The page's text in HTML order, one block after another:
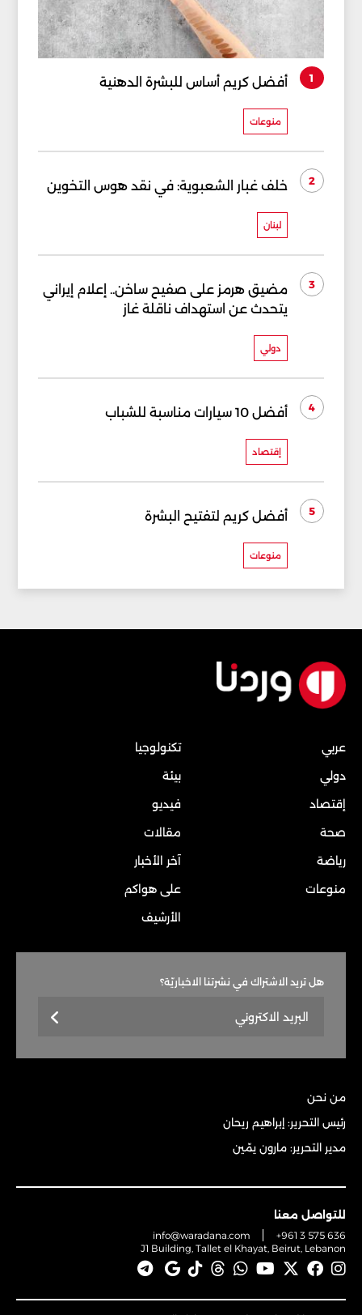
1 أفضل كريم أساس للبشرة الدهنية
منوعات
2 خلف غبار الشعبوية: في نقد هوس التخوين
لبنان
3
مضيق هرمز على صفيح ساخن.. إعلام إيراني
يتحدث عن استهداف ناقلة غاز
دولي
4 أفضل 10 سيارات مناسبة للشباب
إقتصاد
5 أفضل كريم لتفتيح البشرة
منوعات
عربي
دولي
إقتصاد
صحة
رياضة
منوعات
تكنولوجيا
بيئة
فيديو
مقالات
آخر الأخبار
على هواكم
الأرشيف
هل تريد الاشتراك في نشرتنا الاخباريّة؟
من نحن
رئيس التحرير: إبراهيم ريحان
مدير التحرير: مارون يمّين
للتواصل معنا
info@waradana.com
+961 3 575 636
J1 Building, Tallet el Khayat, Beirut, Lebanon